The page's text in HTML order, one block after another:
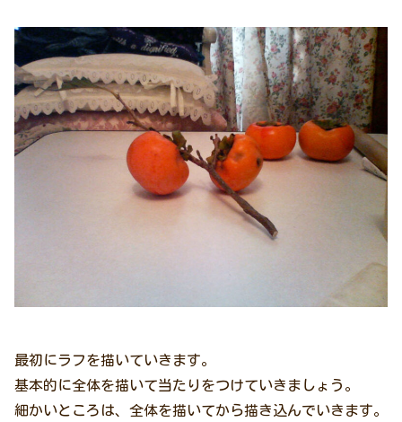
最初にラフを描いていきます。
基本的に全体を描いて当たりをつけていきましょう。
細かいところは、全体を描いてから描き込んでいきます。